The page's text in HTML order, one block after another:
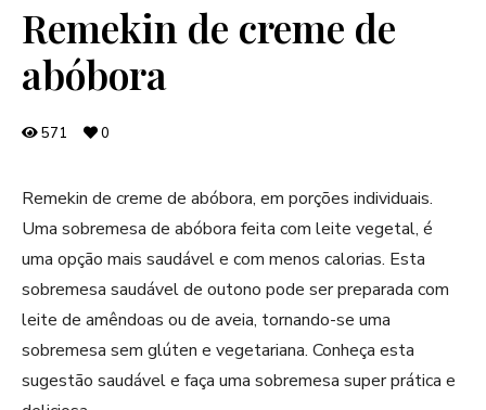
Remekin de creme de
abóbora
571 0
Remekin de creme de abóbora, em porções individuais.
Uma sobremesa de abóbora feita com leite vegetal, é
uma opção mais saudável e com menos calorias. Esta
sobremesa saudável de outono pode ser preparada com
leite de amêndoas ou de aveia, tornando-se uma
sobremesa sem glúten e vegetariana. Conheça esta
sugestão saudável e faça uma sobremesa super prática e